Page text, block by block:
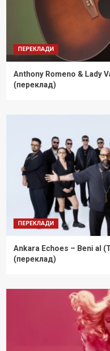
ПЕРЕКЛАДИ
Anthony Romeno & Lady
(переклад)
ПЕРЕКЛАДИ
Ankara Echoes – Beni al
(переклад)